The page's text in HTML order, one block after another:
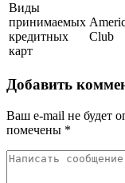
Виды
принимаемых
кредитных
карт
Club
Добавить
Ваш e-mail не будет
помечены *